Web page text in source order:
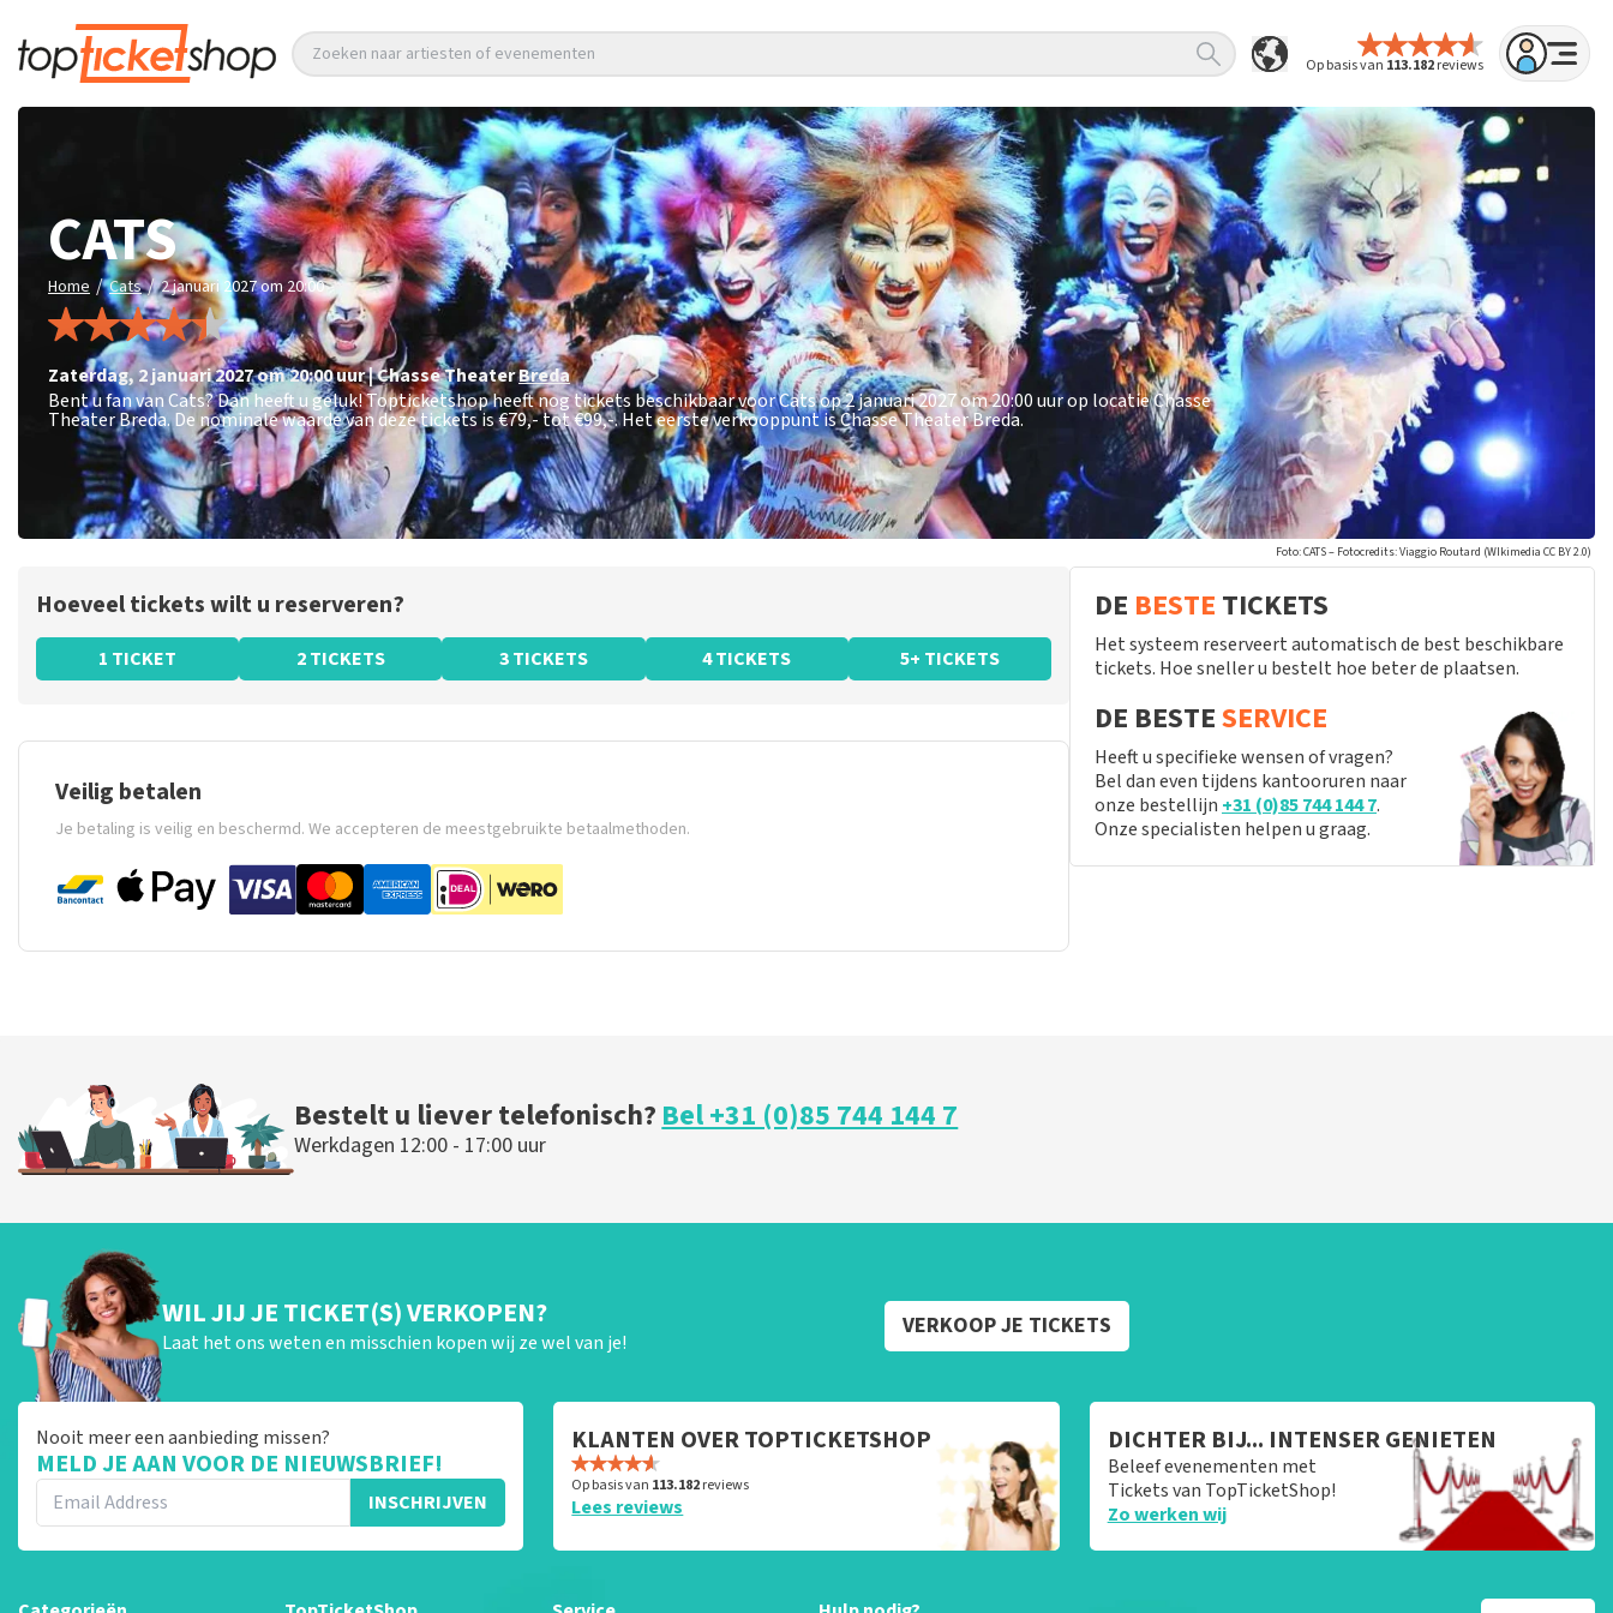
Op basis van 113.182reviews
Zoeken naar artiesten of evenementen
CATS
Home / Cats / 2 januari 2027 om 20:00
zaterdag,2 januari 2027 om 20:00uur|Chasse TheaterBreda
Bent u fan van Cats? Dan heeft u geluk! Topticketshop heeft nog tickets beschikbaar voor Cats op 2 januari 2027 om 20:00 uur op locatie Chasse
Theater Breda. De nominale waarde van deze tickets is€79,- tot €99,-. Het eerste verkooppunt is Chasse Theater Breda.
Foto: CATS – Fotocredits: Viaggio Routard (WIkimedia CC BY 2.0)
Hoeveel tickets wilt u reserveren?
1 TICKET 2 TICKETS 3 TICKETS 4 TICKETS 5+ TICKETS
Veilig betalen
Je betaling is veilig en beschermd. We accepteren de meestgebruikte betaalmethoden.
DE BESTE TICKETS
Het systeem reserveert automatisch de best beschikbare
tickets. Hoe sneller u bestelt hoe beter de plaatsen.
DE BESTESERVICE
Heeft u specifieke wensen of vragen?
Bel dan even tijdens kantooruren naar
onze bestellijn +31 (0)85 744 144 7.
Onze specialisten helpen u graag.
Bestelt u liever telefonisch?Bel +31 (0)85 744 144 7
Werkdagen 12:00 - 17:00 uur
WIL JIJ JE TICKET(S) VERKOPEN?
Laat het ons weten en misschien kopen wij ze wel van je!
VERKOOP JE TICKETS
Nooit meer een aanbieding missen?
MELD JE AAN VOOR DE NIEUWSBRIEF!
INSCHRIJVEN
KLANTEN OVER TOPTICKETSHOP
Op basis van 113.182reviews
Lees reviews
DICHTER BIJ... INTENSER GENIETEN
Beleef evenementen met
Tickets van TopTicketShop!
Zo werken wij